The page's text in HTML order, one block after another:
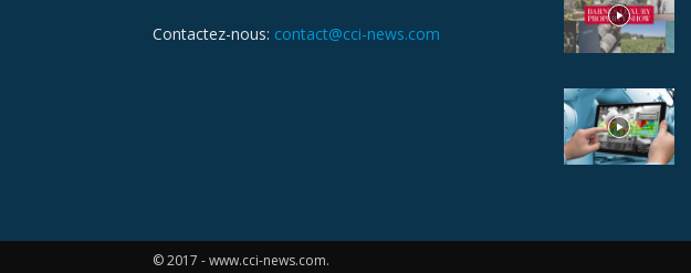
Contactez-nous: contact@cci-news.com
© 2017 - www.cci-news.com.